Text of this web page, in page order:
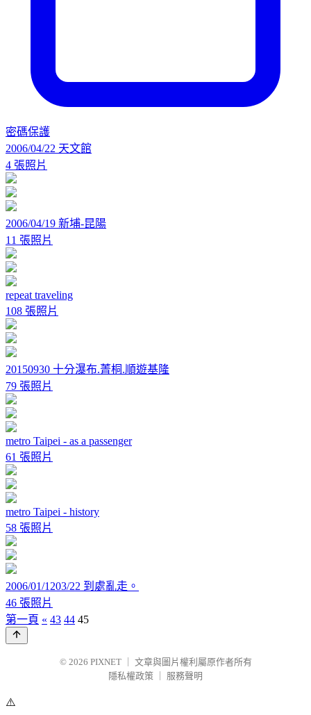
密碼保護
2006/04/22 天文館
4 張照片
2006/04/19 新埔-昆陽
11 張照片
repeat traveling
108 張照片
20150930 十分瀑布.菁桐.順遊基隆
79 張照片
metro Taipei - as a passenger
61 張照片
metro Taipei - history
58 張照片
2006/01/1203/22 到處亂走。
46 張照片
第一頁 « 43 44 45
© 2026 PIXNET
文章與圖片權利屬原作者所有
隱私權政策
服務聲明
⚠️